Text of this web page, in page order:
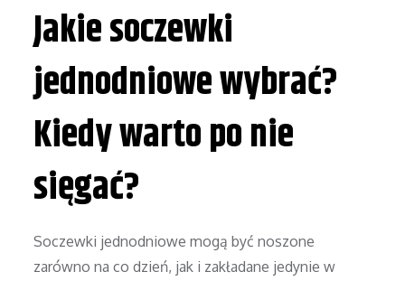
Jakie soczewki
jednodniowe wybrać?
Kiedy warto po nie
sięgać?
Soczewki jednodniowe mogą być noszone
zarówno na co dzień, jak i zakładane jedynie w